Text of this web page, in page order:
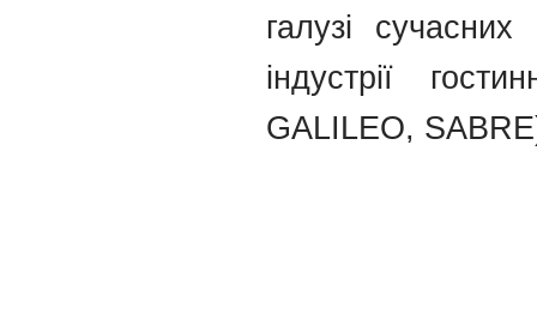
галузі
індустрії
GALILEO,